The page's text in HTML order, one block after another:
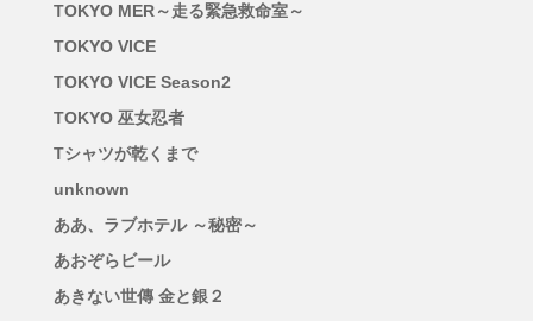
TOKYO MER～走る緊急救命室～
TOKYO VICE
TOKYO VICE Season2
TOKYO 巫女忍者
Tシャツが乾くまで
unknown
ああ、ラブホテル ～秘密～
あおぞらビール
あきない世傳 金と銀２